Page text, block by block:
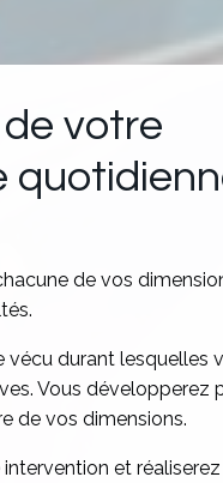
votre
de vos
vécu durant lesquelles
Vous développerez
de vos dimensions.
et